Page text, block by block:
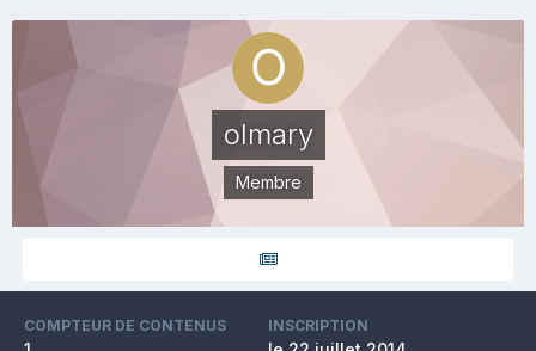
olmary
Membre
COMPTEUR DE CONTENUS INSCRIPTION